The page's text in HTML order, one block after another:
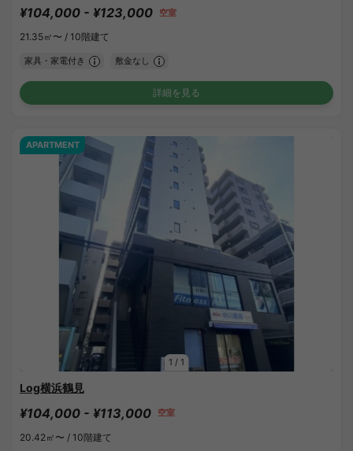
¥104,000 - ¥123,000 空室
21.35㎡〜 / 10階建て
家具・家電付き 敷金なし
詳細を見る
1 / 1
APARTMENT
Log横浜鶴見
¥104,000 - ¥113,000 空室
20.42㎡〜 / 10階建て